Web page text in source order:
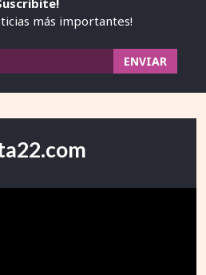
más importantes!